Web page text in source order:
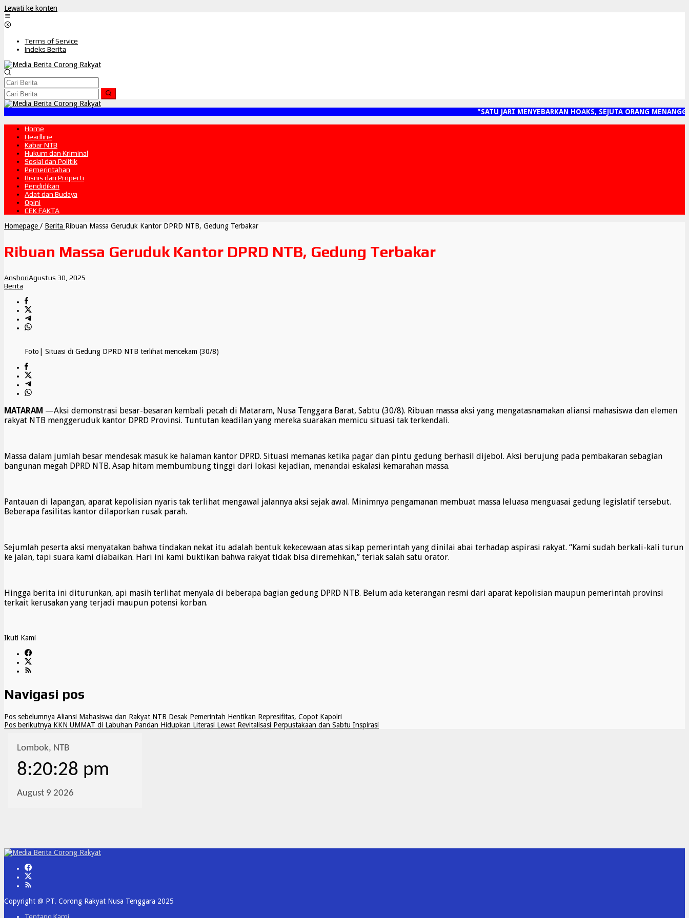
Lewati ke konten
Terms of Service
Indeks Berita
"SATU JARI MENYEBARKAN HOAKS, SEJUTA ORANG
Home
Headline
Kabar NTB
Hukum dan Kriminal
Sosial dan Politik
Pemerintahan
Bisnis dan Properti
Pendidikan
Adat dan Budaya
Opini
CEK FAKTA
Homepage / Berita Ribuan Massa Geruduk Kantor DPRD NTB, Gedung Terbakar
Ribuan Massa Geruduk Kantor DPRD NTB, Gedung Terbakar
AnshoriAgustus 30, 2025
Berita
Foto| Situasi di Gedung DPRD NTB terlihat mencekam (30/8)
MATARAM —Aksi demonstrasi besar-besaran kembali pecah di Mataram, Nusa Tenggara Barat, Sabtu (30/8). Ribuan massa aksi yang mengatasnamakan aliansi mahasiswa dan elemen
rakyat NTB menggeruduk kantor DPRD Provinsi. Tuntutan keadilan yang mereka suarakan memicu situasi tak terkendali.
Massa dalam jumlah besar mendesak masuk ke halaman kantor DPRD. Situasi memanas ketika pagar dan pintu gedung berhasil dijebol. Aksi berujung pada pembakaran sebagian
bangunan megah DPRD NTB. Asap hitam membumbung tinggi dari lokasi kejadian, menandai eskalasi kemarahan massa.
Pantauan di lapangan, aparat kepolisian nyaris tak terlihat mengawal jalannya aksi sejak awal. Minimnya pengamanan membuat massa leluasa menguasai gedung legislatif tersebut.
Beberapa fasilitas kantor dilaporkan rusak parah.
Sejumlah peserta aksi menyatakan bahwa tindakan nekat itu adalah bentuk kekecewaan atas sikap pemerintah yang dinilai abai terhadap aspirasi rakyat. “Kami sudah berkali-kali turun
ke jalan, tapi suara kami diabaikan. Hari ini kami buktikan bahwa rakyat tidak bisa diremehkan,” teriak salah satu orator.
Hingga berita ini diturunkan, api masih terlihat menyala di beberapa bagian gedung DPRD NTB. Belum ada keterangan resmi dari aparat kepolisian maupun pemerintah provinsi
terkait kerusakan yang terjadi maupun potensi korban.
Ikuti Kami
Navigasi pos
Pos sebelumnya Aliansi Mahasiswa dan Rakyat NTB Desak Pemerintah Hentikan Represifitas, Copot Kapolri
Pos berikutnya KKN UMMAT di Labuhan Pandan Hidupkan Literasi Lewat Revitalisasi Perpustakaan dan Sabtu Inspirasi
Copyright @ PT. Corong Rakyat Nusa Tenggara 2025